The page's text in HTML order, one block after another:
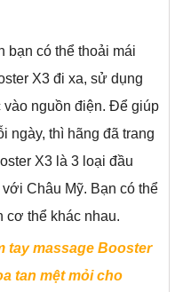
bạn có thể thoải mái
X3 đi xa, sử dụng
vào nguồn điện. Để giúp
ngày, thì hãng đã trang
X3 là 3 loại đầu
Châu Mỹ. Bạn có thể
cơ thể khác nhau.
tay massage Booster
tan mệt mỏi cho